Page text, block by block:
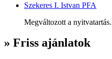
Szekeres I. Istvan PFA
Megváltozott a nyitvatartás.
» Friss ajánlatok